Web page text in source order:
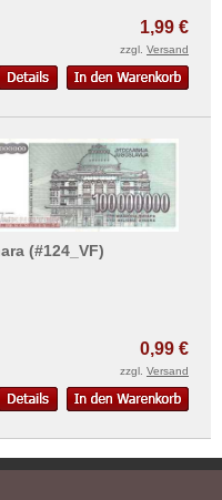
1,99 €
zzgl. Versand
(#124_VF)
0,99 €
zzgl. Versand